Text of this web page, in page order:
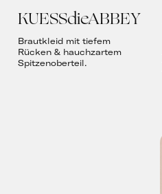
KUESSdieABBEY
Brautkleid mit tiefem
Rücken & hauchzartem
Spitzenoberteil.